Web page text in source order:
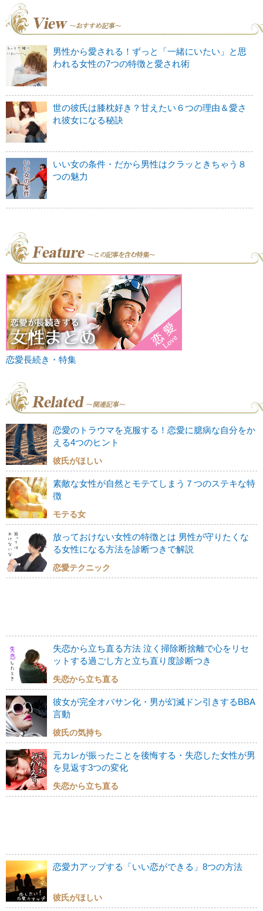
男性から愛される！ずっと「一緒にいたい」と思
われる女性の7つの特徴と愛され術
世の彼氏は膝枕好き？甘えたい６つの理由＆愛さ
れ彼女になる秘訣
いい女の条件・だから男性はクラッときちゃう８
つの魅力
恋愛長続き・特集
恋愛のトラウマを克服する！恋愛に臆病な自分をか
える4つのヒント
彼氏がほしい
素敵な女性が自然とモテてしまう７つのステキな特
徴
モテる女
放っておけない女性の特徴とは 男性が守りたくな
る女性になる方法を診断つきで解説
恋愛テクニック
失恋から立ち直る方法 泣く掃除断捨離で心をリセ
ットする過ごし方と立ち直り度診断つき
失恋から立ち直る
彼女が完全オバサン化・男が幻滅ドン引きするBBA
言動
彼氏の気持ち
元カレが振ったことを後悔する・失恋した女性が男
を見返す3つの変化
失恋から立ち直る
恋愛力アップする「いい恋ができる」8つの方法
彼氏がほしい